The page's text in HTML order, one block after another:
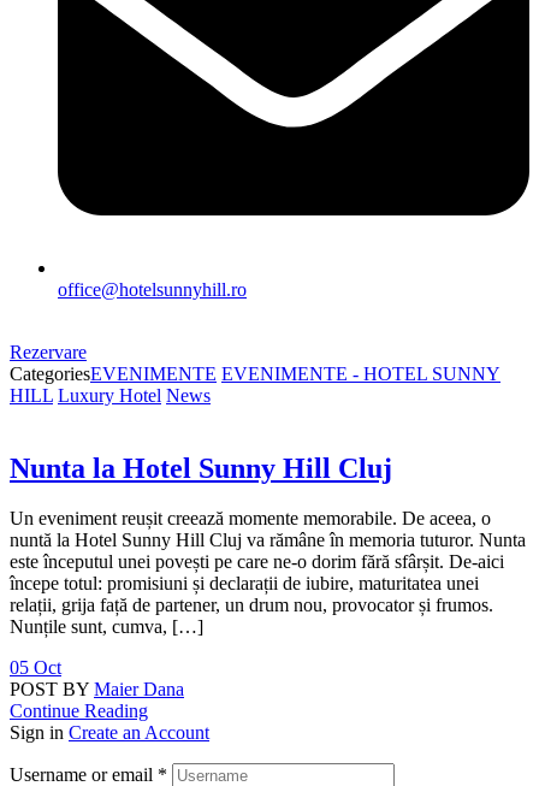
office@hotelsunnyhill.ro
Rezervare
CategoriesEVENIMENTE EVENIMENTE - HOTEL SUNNY
HILL Luxury Hotel News
Nunta la Hotel Sunny Hill Cluj
Un eveniment reușit creează momente memorabile. De aceea, o
nuntă la Hotel Sunny Hill Cluj va rămâne în memoria tuturor. Nunta
este începutul unei povești pe care ne-o dorim fără sfârșit. De-aici
începe totul: promisiuni și declarații de iubire, maturitatea unei
relații, grija față de partener, un drum nou, provocator și frumos.
Nunțile sunt, cumva, […]
05 Oct
POST BY Maier Dana
Continue Reading
Sign in Create an Account
Username or email *